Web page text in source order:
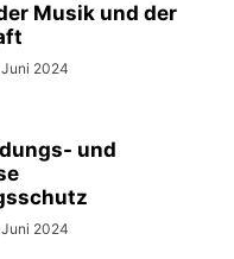
Musik und der
2024
und
2024